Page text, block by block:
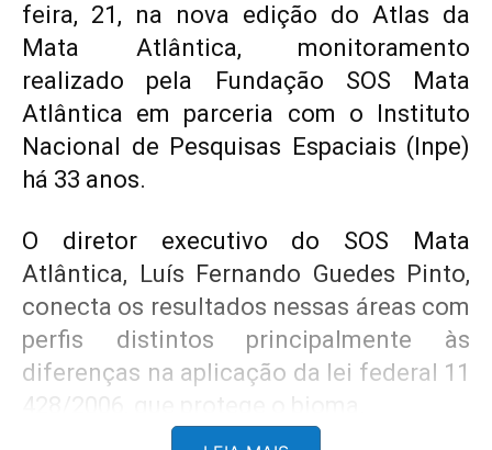
feira, 21, na nova edição do Atlas da
Mata Atlântica, monitoramento
realizado pela Fundação SOS Mata
Atlântica em parceria com o Instituto
Nacional de Pesquisas Espaciais (Inpe)
há 33 anos.
O diretor executivo do SOS Mata
Atlântica, Luís Fernando Guedes Pinto,
conecta os resultados nessas áreas com
perfis distintos principalmente às
diferenças na aplicação da lei federal 11
428/2006, que protege o bioma.